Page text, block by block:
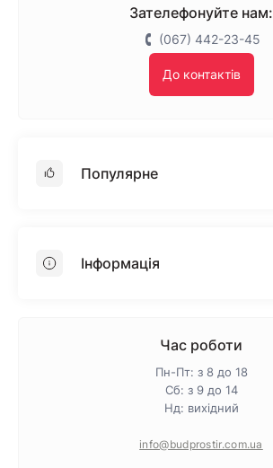
Зателефонуйте нам:
(067) 442-23-45
До контактів
Популярне
ПінопластІнформація
Гарантія та повернення
Політика конфіденційності
Час роботи
Пн-Пт: з 8 до 18
Сб: з 9 до 14
Нд: вихідний
info@budprostir.com.ua